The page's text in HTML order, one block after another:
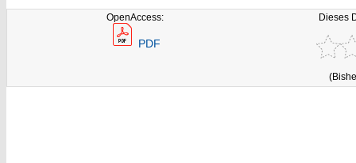
OpenAccess:
PDF
Dieses